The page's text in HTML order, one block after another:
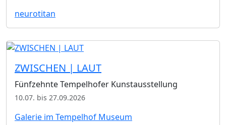
neurotitan
ZWISCHEN | LAUT
Fünfzehnte Tempelhofer Kunstausstellung
10.07. bis 27.09.2026
Galerie im Tempelhof Museum